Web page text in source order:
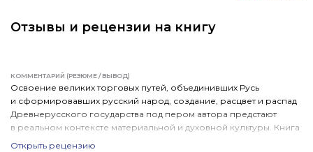
Отзывы и рецензии на книгу
КОММЕНТАРИЙ (РЕЗЮМЕ / ВЫВОД)
Освоение великих торговых путей, объединивших Русь
и сформировавших русский народ, создание, расцвет и распад
Древнерусского государства под пером автора предстают
в реальном контексте материальной и духовной культуры. Книга
знакомит также с методами научного анализа источников
Открыть рецензию